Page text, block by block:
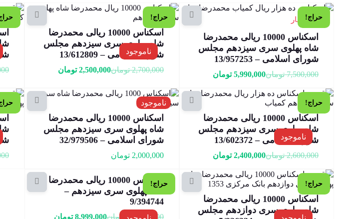
حراج!
1 در انبار
اسکناس 10000 ریالی محمدرضا
شاه پهلوی سری سیزدهم مجلس
شورای اسلامی – 13/957253
7,500,000 تومان5,990,000 تومان
حراج!
ناموجود
اسکناس 10000 ریالی محمدرضا
شاه پهلوی سری سیزدهم مجلس
شورای اسلامی – 13/612809
2,700,000 تومان2,500,000 تومان
حراج!
ناموجود
اسکناس 10000 ریالی محمدرضا
شاه پهلوی سری سیزدهم مجلس
شورای اسلامی – 13/602372
2,600,000 تومان2,400,000 تومان
ناموجود
اسکناس 10000 ریالی محمدرضا
شاه پهلوی سری سیزدهم مجلس
شورای اسلامی – 32/979506
2,000,000 تومان
حراج!
اسکناس 10000 ریالی محمدرضا
شاه پهلوی سری دوازدهم مجلس
حراج!
اسکناس 10000 ریالی محمدرضا
شاه پهلوی سری سیزدهم –
9/394744
11,000,000 تومان8,999,000 تومان